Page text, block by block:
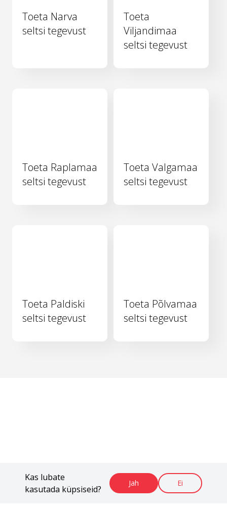
Kas lubate
kasutada küpsiseid?
Jah Ei
Toeta Narva
seltsi tegevust
Toeta
Viljandimaa
seltsi tegevust
Toeta Raplamaa
seltsi tegevust
Toeta Valgamaa
seltsi tegevust
Toeta Paldiski
seltsi tegevust
Toeta Põlvamaa
seltsi tegevust